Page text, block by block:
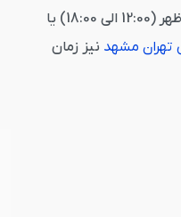
حرکت را می‌بینید. زمان حرکت اتوبوس مشهد تهران در وب‌سایت قاصدک 24 در سه زمان متفاوت تقسیم‌بندی شده است. ساعت انتخابی شما می‌تواند صبح (4:00 الی 12:00)، ظهر (12:00 الی 18:00) یا
تهران مشهد نیز زمان